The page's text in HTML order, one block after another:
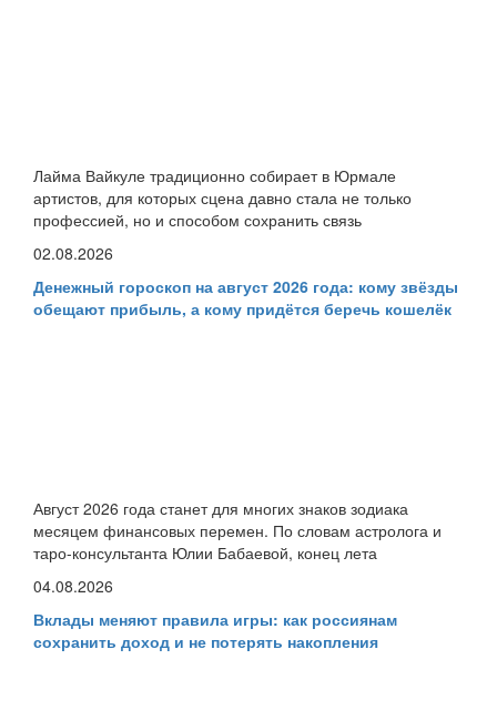
Лайма Вайкуле традиционно собирает в Юрмале
артистов, для которых сцена давно стала не только
профессией, но и способом сохранить связь
02.08.2026
Денежный гороскоп на август 2026 года: кому звёзды
обещают прибыль, а кому придётся беречь кошелёк
Август 2026 года станет для многих знаков зодиака
месяцем финансовых перемен. По словам астролога и
таро-консультанта Юлии Бабаевой, конец лета
04.08.2026
Вклады меняют правила игры: как россиянам
сохранить доход и не потерять накопления